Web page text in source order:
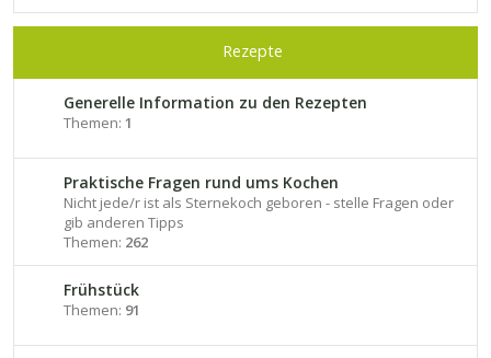
Rezepte
Generelle Information zu den Rezepten
Themen: 1
Praktische Fragen rund ums Kochen
Nicht jede/r ist als Sternekoch geboren - stelle Fragen oder
gib anderen Tipps
Themen: 262
Frühstück
Themen: 91